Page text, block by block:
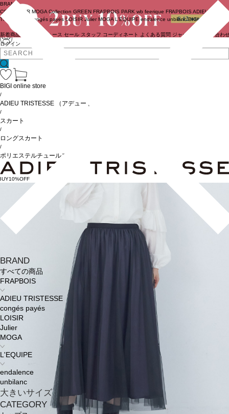
ログイン
BRAND
COUTURIER MOGA Collection GREEN FRAPBOIS PARK wb feerique FRAPBOIS ADIEU
TRISTESSE
congés payés LOISIR Julier MOGA L'EQUIPE endalence unbilanc BIGI online store
新着商品 ニュース セール スタッフ コーディネート よくある質問 ジャーナル お問い合わ
BRAND
すべての商品
FRAPBOIS
ADIEU TRISTESSE
congés payés
LOISIR
Julier
MOGA
L'EQUIPE
endalence
unbilanc
大きいサイズ
CATEGORY
BIGI online store
/
ADIEU TRISTESSE （アデュートリステス）
/
スカート
/
ロングスカート
/
ポリエステルチュールスカート